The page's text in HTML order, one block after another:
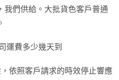
我們供給。大批貨色客戶普通
依照客戶請求的時效停止響應